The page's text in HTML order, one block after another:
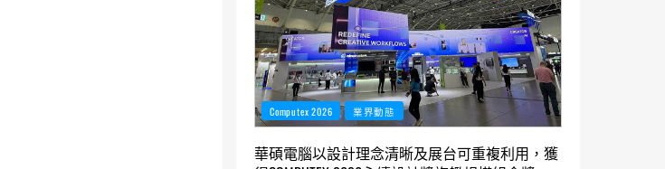
Computex 2026 業界動態
華碩電腦以設計理念清晰及展台可重複利用，獲